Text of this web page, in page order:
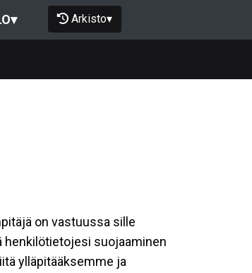
▾ Arkisto▾
on vastuussa sille
suojaaminen
ylläpitääksemme ja